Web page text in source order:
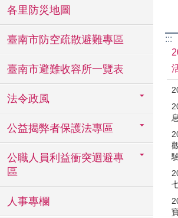
各里防災地圖
臺南市防空疏散避難專區
臺南市避難收容所一覽表
法令政風
公益揭弊者保護法專區
公職人員利益衝突迴避專
區
人事專欄
:::